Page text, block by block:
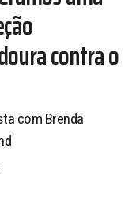
contra o
com Brenda